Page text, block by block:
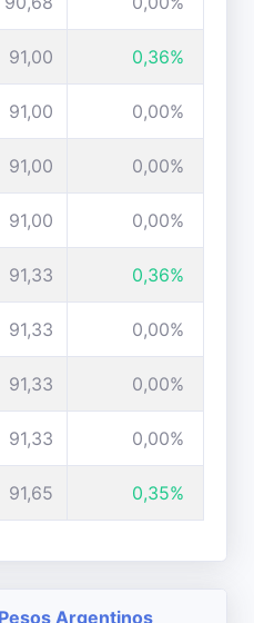
91,00 0,36%
91,00 0,00%
91,00 0,00%
91,00 0,00%
91,33 0,36%
91,33 0,00%
91,33 0,00%
91,33 0,00%
91,65 0,35%
Argentinos